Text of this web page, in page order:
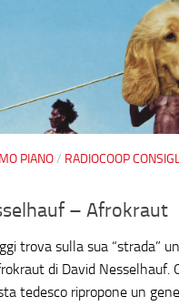
PIANO/ RADIOCOOP
– Afrokraut
trova sulla sua “strada”
di David Nesselhauf.
tedesco ripropone un